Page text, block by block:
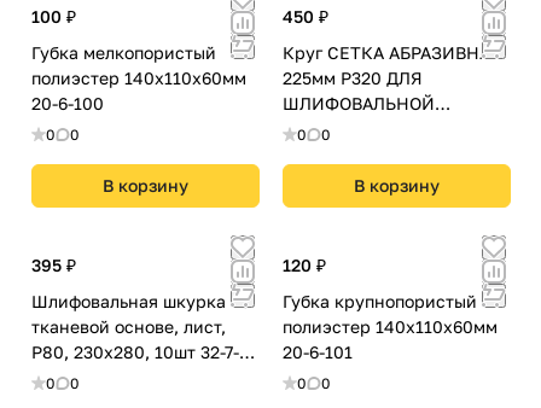
100 ₽
Губка мелкопористый
полиэстер 140х110х60мм
20-6-100
0 0
В корзину
450 ₽
Круг СЕТКА АБРАЗИВНАЯ
225мм Р320 ДЛЯ
ШЛИФОВАЛЬНОЙ
0 0
В корзину
395 ₽
Шлифовальная шкурка на
тканевой основе, лист,
Р80, 230х280, 10шт 32-7-
080
0 0
120 ₽
Губка крупнопористый
полиэстер 140х110х60мм
20-6-101
0 0